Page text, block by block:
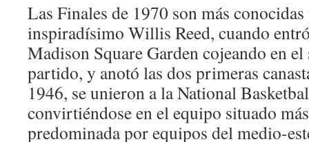
Las Finales de 1970 son más
inspiradísimo Willis Reed, cuando
Madison Square Garden cojeando en
partido, y anotó las dos primeras
1946, se unieron a la National
convirtiéndose en el equipo situado
predominada por equipos del medio-